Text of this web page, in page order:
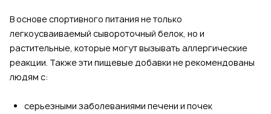
В основе спортивного питания не только
легкоусваиваемый сывороточный белок, но и
растительные, которые могут вызывать аллергические
реакции. Также эти пищевые добавки не рекомендованы
людям с:
серьезными заболеваниями печени и почек